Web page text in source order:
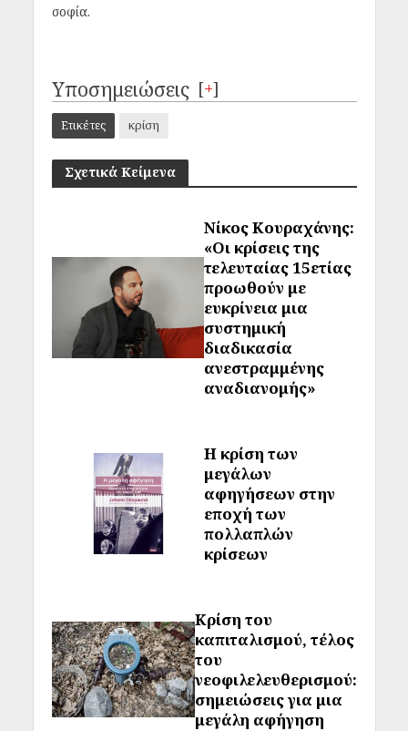
σοφία.
Υποσημειώσεις [+]
Ετικέτες κρίση
Σχετικά Κείμενα
Νίκος Κουραχάνης:
«Οι κρίσεις της
τελευταίας 15ετίας
προωθούν με
ευκρίνεια μια
συστημική
διαδικασία
ανεστραμμένης
αναδιανομής»
Η κρίση των
μεγάλων
αφηγήσεων στην
εποχή των
πολλαπλών
κρίσεων
Κρίση του
καπιταλισμού, τέλος
του
νεοφιλελευθερισμού:
σημειώσεις για μια
μεγάλη αφήγηση